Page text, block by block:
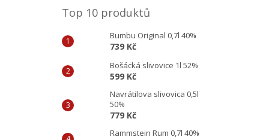
Top 10 produktů
Bumbu Original 0,7l 40%
739 Kč
Bošácká slivovice 1l 52%
599 Kč
Navrátilova slivovica 0,5l
50%
779 Kč
Rammstein Rum 0,7l 40%